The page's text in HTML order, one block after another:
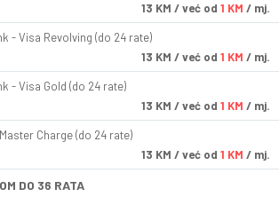
13 KM / već od 1 KM / mj.
- Visa Revolving (do 24 rate)
13 KM / već od 1 KM / mj.
- Visa Gold (do 24 rate)
13 KM / već od 1 KM / mj.
Charge (do 24 rate)
13 KM / već od 1 KM / mj.
DO 36 RATA